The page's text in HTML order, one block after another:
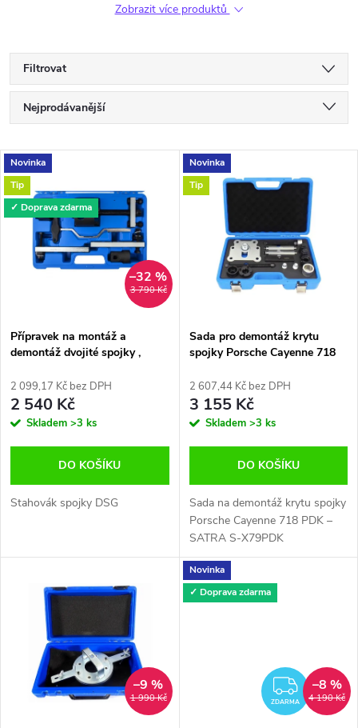
Zobrazit více produktů
Filtrovat
Ř
a
z
e
p
r
o
u
k
Nejprodávanější
Nejdražší
Abecedně
V
ý
s
p
r
o
d
k
Novinka
Tip
✓ Doprava zdarma
3 790 Kč
–32 %
Přípravek na montáž a
demontáž dvojité spojky ,
2 099,17 Kč bez DPH
2 540 Kč
Skladem >3 ks
DO KOŠÍKU
Stahovák spojky DSG
Novinka
Tip
Sada pro demontáž krytu
spojky Porsche Cayenne 718
2 607,44 Kč bez DPH
3 155 Kč
Skladem >3 ks
DO KOŠÍKU
Sada na demontáž krytu spojky
Porsche Cayenne 718 PDK –
SATRA S-X79PDK
1 990 Kč
–9 %
Novinka
✓ Doprava zdarma
ZDARMA 4 190 Kč
–8 %